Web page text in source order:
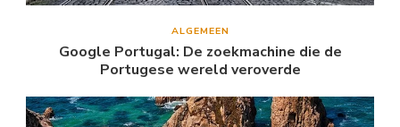
ALGEMEEN
Google Portugal: De zoekmachine die de
Portugese wereld veroverde